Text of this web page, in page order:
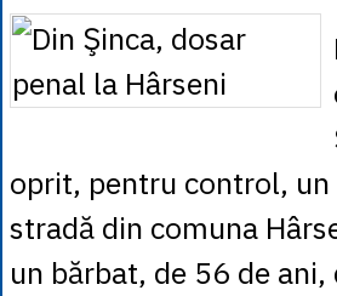
oprit, pentru control,
stradă din comuna
un bărbat, de 56 de